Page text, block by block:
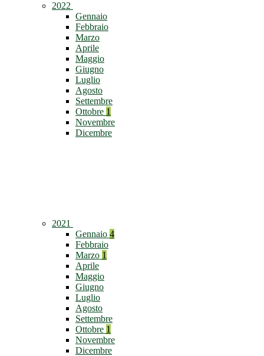
2022
Gennaio
Febbraio
Marzo
Aprile
Maggio
Giugno
Luglio
Agosto
Settembre
Ottobre 1
Novembre
Dicembre
2021
Gennaio 4
Febbraio
Marzo 1
Aprile
Maggio
Giugno
Luglio
Agosto
Settembre
Ottobre 1
Novembre
Dicembre